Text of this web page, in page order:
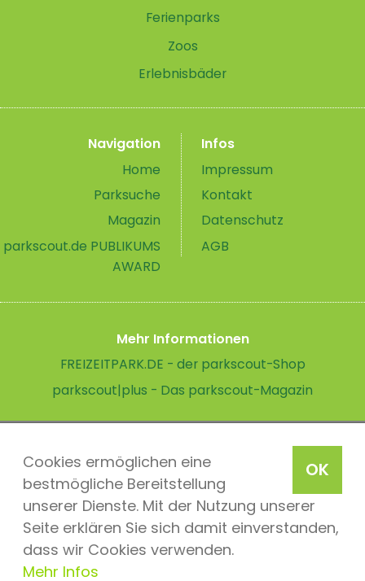
OK
Cookies ermöglichen eine
bestmögliche Bereitstellung
unserer Dienste. Mit der Nutzung unserer
Seite erklären Sie sich damit einverstanden,
dass wir Cookies verwenden.
Mehr Infos
Ferienparks
Zoos
Erlebnisbäder
Navigation
Home
Parksuche
Magazin
parkscout.de PUBLIKUMS
AWARD
Infos
Impressum
Kontakt
Datenschutz
AGB
Mehr Informationen
FREIZEITPARK.DE - der parkscout-Shop
parkscout|plus - Das parkscout-Magazin
parkscout.de 2026, ein Produkt der Parkteam AG